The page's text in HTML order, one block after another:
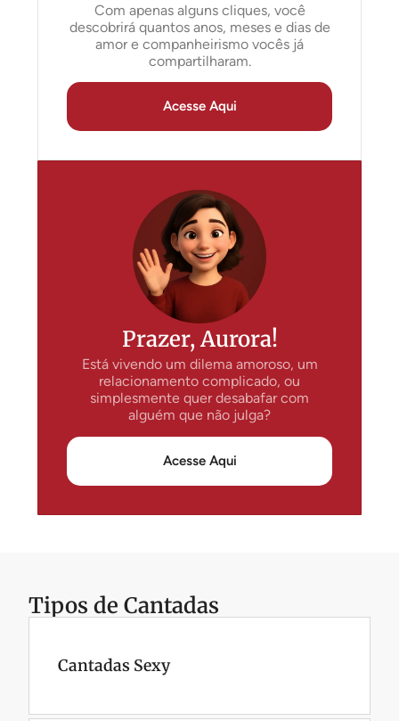
Com apenas alguns cliques, você
descobrirá quantos anos, meses e dias de
amor e companheirismo vocês já
compartilharam.
Acesse Aqui
Prazer, Aurora!
Está vivendo um dilema amoroso, um
relacionamento complicado, ou
simplesmente quer desabafar com
alguém que não julga?
Acesse Aqui
Tipos de Cantadas
Cantadas Sexy